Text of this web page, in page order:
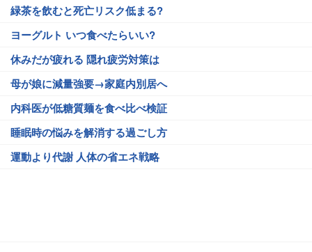
緑茶を飲むと死亡リスク低まる?
ヨーグルト いつ食べたらいい?
休みだが疲れる 隠れ疲労対策は
母が娘に減量強要→家庭内別居へ
内科医が低糖質麺を食べ比べ検証
睡眠時の悩みを解消する過ごし方
運動より代謝 人体の省エネ戦略